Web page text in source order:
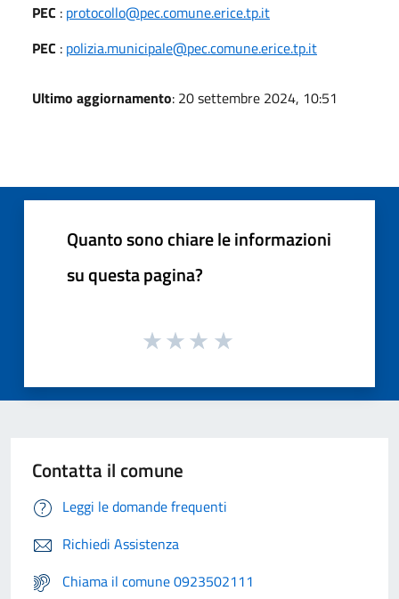
PEC : protocollo@pec.comune.erice.tp.it
PEC : polizia.municipale@pec.comune.erice.tp.it
Ultimo aggiornamento: 20 settembre 2024, 10:51
Quanto sono chiare le informazioni
su questa pagina?
Contatta il comune
Leggi le domande frequenti
Richiedi Assistenza
Chiama il comune 0923502111